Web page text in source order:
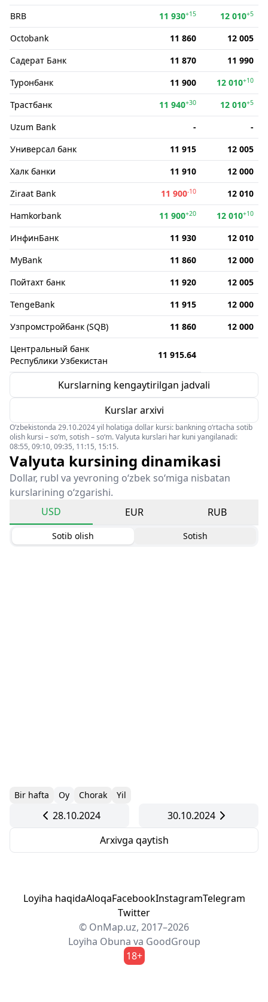
BRB 11 930+15 12 010+5
Octobank 11 860
12 005
Садерат Банк
11 870
11 990
Туронбанк
11 900 12 010+10
Трастбанк 11 940+30 12 010+5
Uzum Bank -
-
Универсал банк
11 915
12 005
Халк банки
11 910
12 000
Ziraat Bank
11 900-10
12 010
Hamkorbank
11 900+20 12 010+10
ИнфинБанк 11 930
12 010
MyBank
11 860
12 000
Пойтахт банк
11 920
12 005
TengeBank
11 915
12 000
Узпромстройбанк (SQB)
11 860
12 000
Центральный банк
Республики Узбекистан
11 915.64
Kurslarning kengaytirilgan jadvali
Kurslar arxivi
O‘zbekistonda 29.10.2024 yil holatiga dollar kursi: bankning o‘rtacha sotib
olish kursi – so‘m, sotish – so‘m. Valyuta kurslari har kuni yangilanadi:
08:55, 09:10, 09:35, 11:15, 15:15.
Valyuta kursining dinamikasi
Dollar, rubl va yevroning o‘zbek so‘miga nisbatan
kurslarining o‘zgarishi.
USD
EUR RUB
Sotib olish Sotish
Bir hafta Oy Chorak Yil
28.10.2024
30.10.2024
Arxivga qaytish
Loyiha haqidaAloqaFacebookInstagramTelegram
Twitter
© OnMap.uz, 2017–2026
Loyiha Obuna va GoodGroup
18+